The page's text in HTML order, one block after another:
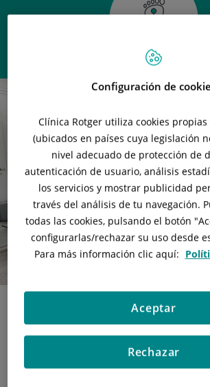
The department has an extensive team
Traumatologists specialized in foot and
both conventional and endoscopic
Configuración de
Clínica Rotger utiliza cookies
(ubicados en países cuya legislación
nivel adecuado de protección de
autenticación de usuario, análisis
los servicios y mostrar publicidad
través del análisis de tu navegación.
todas las cookies, pulsando el botón "
configurarlas/rechazarsu uso desde
Para más información clic aquí:
Rechazar
Aceptar